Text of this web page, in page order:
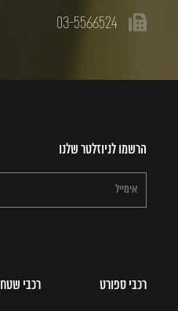
03-5566524
הרשמו לניוזלטר שלנו
רכבי ספורט רכבי שטח